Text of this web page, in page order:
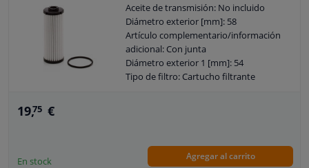
Reemplazar después de [km]: 60000
Garantía: 2 años
Reemplazar después de [año]: 5
Color del fluido industrial: Amarillo
Observe la información del servicio
Aceite de transmisión: No incluido
Diámetro exterior [mm]: 58
Artículo complementario/información
adicional: Con junta
Diámetro exterior 1 [mm]: 54
Tipo de filtro: Cartucho filtrante
requiere experiencia mecánica según
IEC 60417-6183
19,75 €
En stock Agregar al carrito